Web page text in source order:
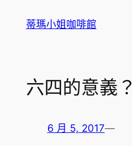
蒂瑪小姐咖啡館
六四的意義？
6 月 5, 2017—